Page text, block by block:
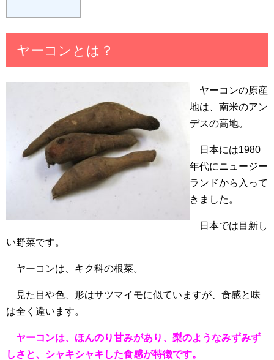
ヤーコンとは？
ヤーコンの原産
地は、南米のアン
デスの高地。
日本には1980
年代にニュージー
ランドから入って
きました。
日本では目新し
い野菜です。
ヤーコンは、キク科の根菜。
見た目や色、形はサツマイモに似ていますが、食感と味
は全く違います。
ヤーコンは、ほんのり甘みがあり、梨のようなみずみず
しさと、シャキシャキした食感が特徴です。